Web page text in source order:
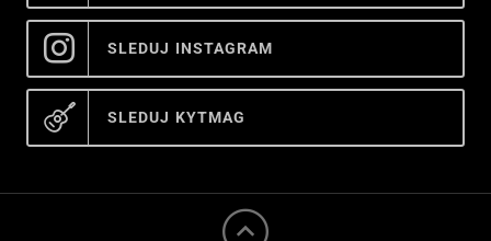
SLEDUJ INSTAGRAM
SLEDUJ KYTMAG